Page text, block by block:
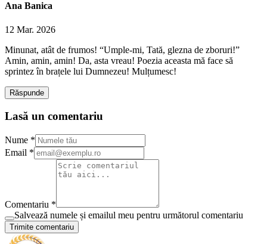
Ana Banica
12 Mar. 2026
Minunat, atât de frumos! “Umple-mi, Tată, glezna de zboruri!”
Amin, amin, amin! Da, asta vreau! Poezia aceasta mă face să
sprintez în brațele lui Dumnezeu! Mulțumesc!
Răspunde
Lasă un comentariu
Nume *
Email *
Comentariu *
Salvează numele și emailul meu pentru următorul comentariu
Trimite comentariu